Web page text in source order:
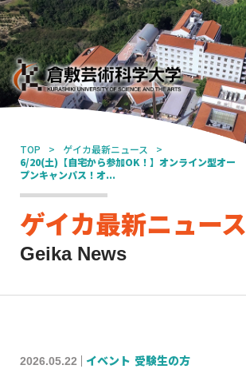
TOP
ゲイカ最新ニュース
6/20(土)【自宅から参加OK！】オンライン型オー
プンキャンパス！オ...
ゲイカ最新ニュース
Geika News
2026.05.22 イベント 受験生の方